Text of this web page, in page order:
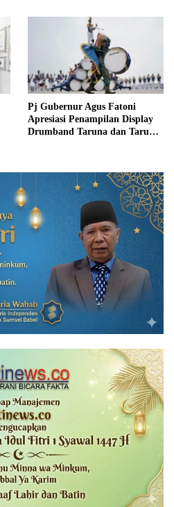
Pj Gubernur Agus Fatoni
Apresiasi Penampilan Display
Drumband Taruna dan Taruni